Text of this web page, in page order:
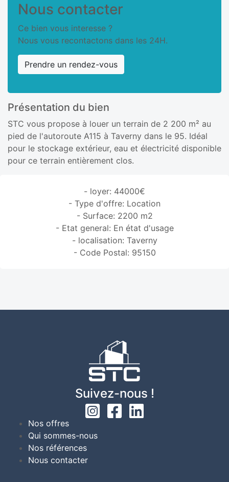
Nous contacter
Ce bien vous interesse ?
Nous vous recontactons dans les 24H.
Prendre un rendez-vous
Présentation du bien
STC vous propose à louer un terrain de 2 200 m² au
pied de l'autoroute A115 à Taverny dans le 95. Idéal
pour le stockage extérieur, eau et électricité disponible
pour ce terrain entièrement clos.
- loyer: 44000€
- Type d'offre: Location
- Surface: 2200 m2
- Etat general: En état d'usage
- localisation: Taverny
- Code Postal: 95150
Suivez-nous !
Nos offres
Qui sommes-nous
Nos références
Nous contacter